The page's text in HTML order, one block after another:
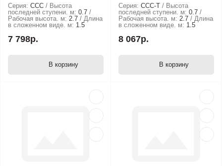
Серия: ССС
Высота
последней ступени. м: 0.7
Рабочая высота. м: 2.7
Длина
в сложенном виде. м: 1.5
7 798р.
В корзину
Серия: ССС-Т
Высота
последней ступени. м: 0.7
Рабочая высота. м: 2.7
Длина
в сложенном виде. м: 1.5
8 067р.
В корзину